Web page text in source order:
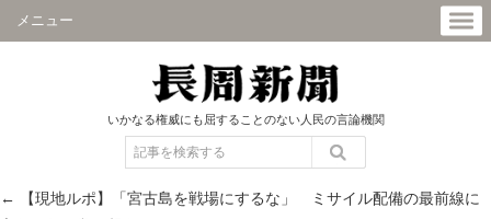
メニュー
いかなる権威にも屈することのない人民の言論機関
←
【現地ルポ】「宮古島を戦場にするな」 ミサイル配備の最前線に